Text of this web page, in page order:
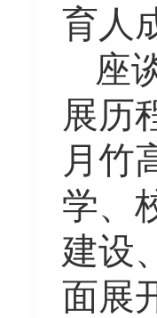
育人
座
展历
月竹
学、
建设
面展